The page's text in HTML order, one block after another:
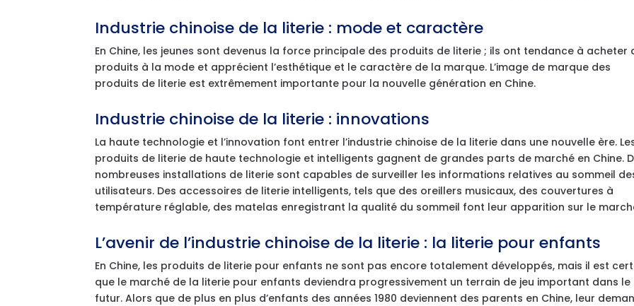
Industrie chinoise de la literie : mode et caractère
En Chine, les jeunes sont devenus la force principale des produits de literie ; ils ont tendance à acheter
produits à la mode et apprécient l’esthétique et le caractère de la marque. L’image de marque des
produits de literie est extrêmement importante pour la nouvelle génération en Chine.
Industrie chinoise de la literie : innovations
La haute technologie et l’innovation font entrer l’industrie chinoise de la literie dans une nouvelle ère.
produits de literie de haute technologie et intelligents gagnent de grandes parts de marché en Chine.
nombreuses installations de literie sont capables de surveiller les informations relatives au sommeil
utilisateurs. Des accessoires de literie intelligents, tels que des oreillers musicaux, des couvertures à
température réglable, des matelas enregistrant la qualité du sommeil font leur apparition sur le
L’avenir de l’industrie chinoise de la literie : la literie pour enfants
En Chine, les produits de literie pour enfants ne sont pas encore totalement développés, mais il est
que le marché de la literie pour enfants deviendra progressivement un terrain de jeu important dans le
futur. Alors que de plus en plus d’enfants des années 1980 deviennent des parents en Chine, leur